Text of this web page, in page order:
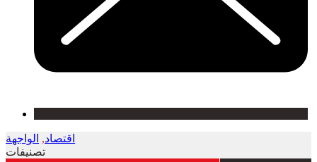
اقتصاد, الواجهة
تصنيفات